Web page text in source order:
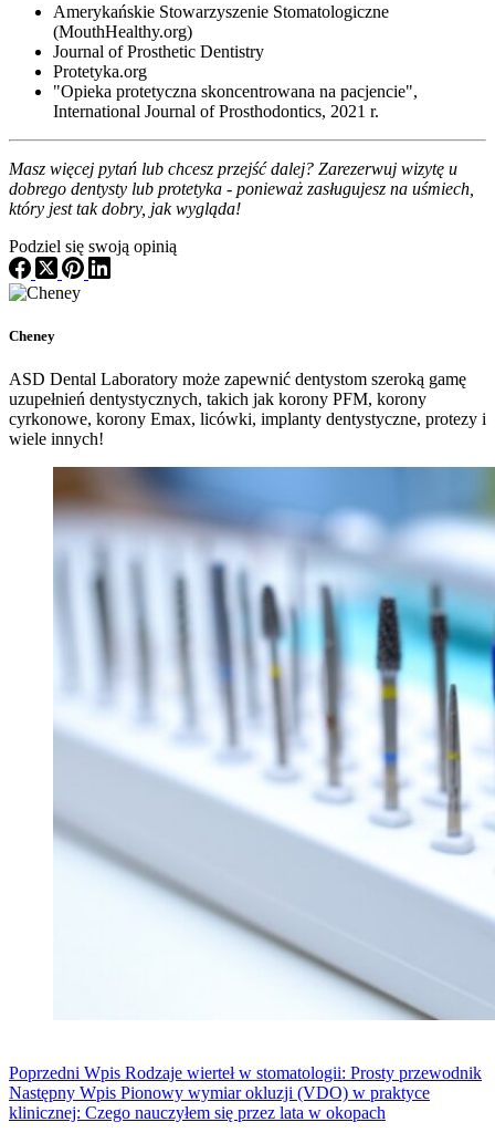
Amerykańskie Stowarzyszenie Stomatologiczne
(MouthHealthy.org)
Journal of Prosthetic Dentistry
Protetyka.org
"Opieka protetyczna skoncentrowana na pacjencie",
International Journal of Prosthodontics, 2021 r.
Masz więcej pytań lub chcesz przejść dalej? Zarezerwuj wizytę u
dobrego dentysty lub protetyka - ponieważ zasługujesz na uśmiech,
który jest tak dobry, jak wygląda!
Podziel się swoją opinią
Cheney
ASD Dental Laboratory może zapewnić dentystom szeroką gamę
uzupełnień dentystycznych, takich jak korony PFM, korony
cyrkonowe, korony Emax, licówki, implanty dentystyczne, protezy i
wiele innych!
Poprzedni Wpis Rodzaje wierteł w stomatologii: Prosty przewodnik
Następny Wpis Pionowy wymiar okluzji (VDO) w praktyce
klinicznej: Czego nauczyłem się przez lata w okopach